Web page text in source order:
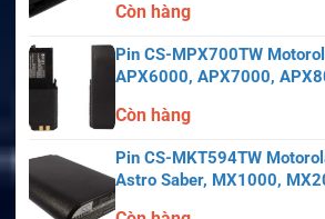
Còn hàng
Pin CS-MPX700TW
APX6000, APX7000,
Còn hàng
Pin CS-MKT594TW
Astro Saber, MX1000,